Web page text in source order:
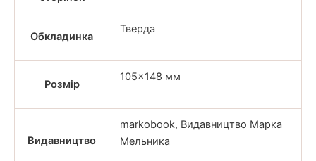
Обкладинка
Тверда
Розмір
105×148 мм
Видавництво
markobook, Видавництво Марка
Мельника